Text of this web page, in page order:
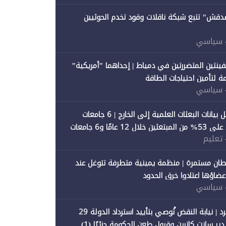
تتبع شبكة ناقلات وقود تخدم الحوثيين
سياسي
المتضررتين في دمياط | إحداهما "أمريكية"
لتأمين احتياجات الطاقة
سياسي
"متصدقش" تحلل بيانات البعثات العلمية إلى الخارج | 6 جامعات
حكومية تستحوذ على 53% من المبتعثين خلال 12 عامًا و6 جامعات
تعليم
مستمرة | منظمة يمينية متطرفة تتوغل عند
اعتادوا خرق الحدود
سياسي
"متصدقش" تنفرد | نيابة النقض تُوصي بتأييد استرداد الدولة 29